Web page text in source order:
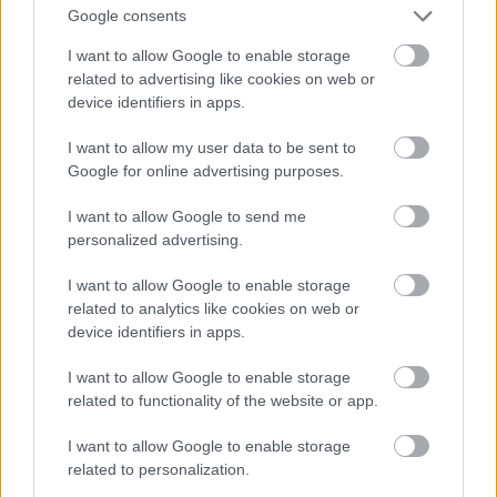
Google consents
I want to allow Google to enable storage
related to advertising like cookies on web or
device identifiers in apps.
I want to allow my user data to be sent to
Google for online advertising purposes.
I want to allow Google to send me
personalized advertising.
I want to allow Google to enable storage
related to analytics like cookies on web or
device identifiers in apps.
I want to allow Google to enable storage
related to functionality of the website or app.
I want to allow Google to enable storage
related to personalization.
Ikarus pedig még akkor is nagyon elavult
konstrukció, ha full alacsonypadlós. Pláne, hogy a
Sirius az egyik legmodernebb alvázon van.
kristoof
15 éve
: Te összetéveszted a szezont a
fazonnal. Ez egy városi autóbusz, még akkor is, ha a
legtöbb sajtó termékben nem ezt olvashattad! De, ha
nagyon kötni akarom az ebet a karóhoz akkor legyen
elővárosi... nekem aztán nyolc. Természetesen nem
sok elővárosa van Kaposvárnak, de a busz sem csak
nem túl nagy város így a jármű nem lesz kitéve
Budapesti igényeknek! :-)))
itoérambolafoci